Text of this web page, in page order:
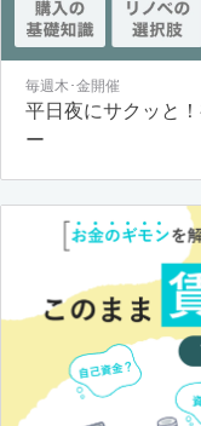
毎週木･金開催
平日夜にサクッと
ー